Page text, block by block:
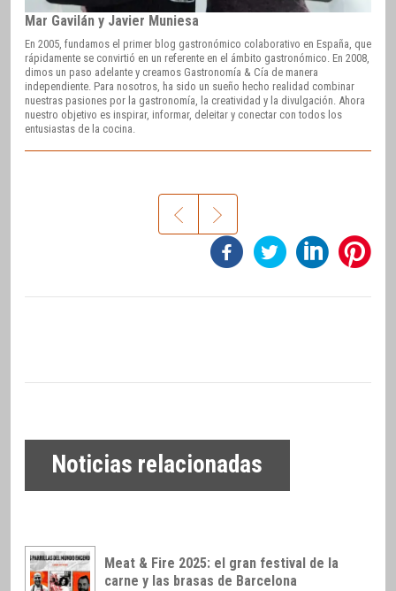
Mar Gavilán y Javier Muniesa
En 2005, fundamos el primer blog gastronómico colaborativo en España, que
rápidamente se convirtió en un referente en el ámbito gastronómico. En 2008,
dimos un paso adelante y creamos Gastronomía & Cía de manera
independiente. Para nosotros, ha sido un sueño hecho realidad combinar
nuestras pasiones por la gastronomía, la creatividad y la divulgación. Ahora
nuestro objetivo es inspirar, informar, deleitar y conectar con todos los
entusiastas de la cocina.
Noticias relacionadas
Meat & Fire 2025: el gran festival de la
carne y las brasas de Barcelona